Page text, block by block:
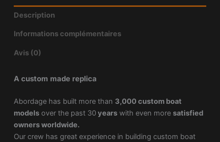
Description
Informations complémentaires
Avis (0)
A custom made replica
Abordage has built more than 3,000 custom boat
modelsover the past 30 yearswith even more satisfied
owners worldwide.
Our crew has great experience in building custom boat